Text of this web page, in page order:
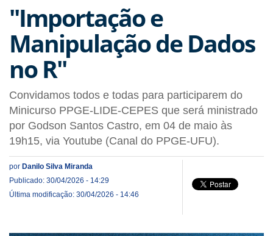
"Importação e
Manipulação de Dados
no R"
Convidamos todos e todas para participarem do
Minicurso PPGE-LIDE-CEPES que será ministrado
por Godson Santos Castro, em 04 de maio às
19h15, via Youtube (Canal do PPGE-UFU).
por Danilo Silva Miranda
Publicado: 30/04/2026 - 14:29
Última modificação: 30/04/2026 - 14:46